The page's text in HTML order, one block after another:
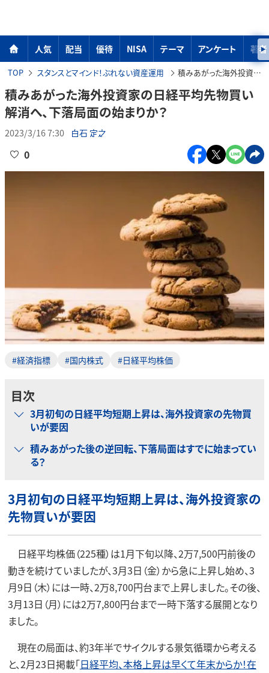
人気 配当 優待 NISA テーマ アンケート 著者
TOP スタンスとマインド！ぶれない資産運用 積みあがった海外投資家の日経平均先物買い解消へ、下落局面の始まりか？
積みあがった海外投資家の日経平均先物買い
解消へ、下落局面の始まりか？
2023/3/16 7:30 白石 定之
0
#経済指標 #国内株式 #日経平均株価
目次
3月初旬の日経平均短期上昇は、海外投資家の先物買
いが要因
積みあがった後の逆回転、下落局面はすでに始まってい
る？
3月初旬の日経平均短期上昇は、海外投資家の
先物買いが要因
日経平均株価（225種）は1月下旬以降、2万7,500円前後の
動きを続けていましたが、3月3日（金）から急に上昇し始め、3
月9日（木）には一時、2万8,700円台まで上昇しました。その後、
3月13日（月）には2万7,800円台まで一時下落する展開となり
ました。
現在の局面は、約3年半でサイクルする景気循環から考える
と、2月23日掲載「日経平均、本格上昇は早くて年末からか！在